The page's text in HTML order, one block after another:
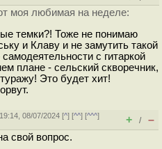
моя любимая на неделе:
темки?! Тоже не понимаю
и Клаву и не замутить такой
с гитаркой
плане - сельский скворечник,
Это будет хит!
08/07/2024 [^] [^^] [^^^]
+ / –
свой вопрос.